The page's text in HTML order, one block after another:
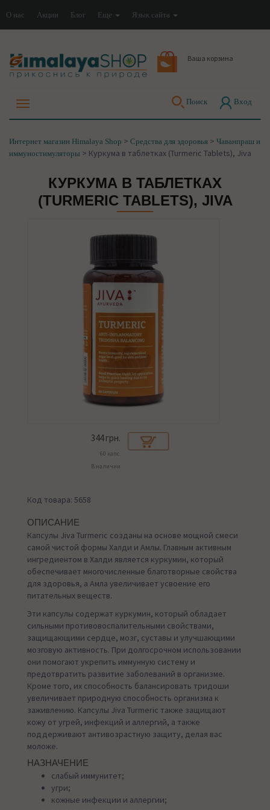
О нас Акции Блог Еще Язык сайта
Ваша корзина
Поиск Вход
Интернет магазин Himalaya Shop > Средства для здоровья > Чаванпраш и
иммуностимуляторы > Куркума в таблетках (Turmeric Tablets), Jiva
КУРКУМА В ТАБЛЕТКАХ
(TURMERIC TABLETS), JIVA
344грн.
60 капс.
В наличии
Код товара: 5658
ОПИСАНИЕ
Капсулы Jiva Turmeric созданы на основе мощной смеси
самой чистой формы Халди и Амлы. Главным активным
ингредиентом в Халди является куркумин, который
обеспечивает многочисленные благотворные свойства
для здоровья, а Амла увеличивает усвоение его
питательных веществ.
Эти капсулы содержат куркумин, который обладает
сильными противовоспалительными свойствами,
защищающими сердце, мозг, суставы и улучшающими
мозговую активность. При долгосрочном использовании
они помогают укрепить иммунную систему и
предотвратить развитие заболеваний в организме.
Кроме того, их способность балансировать тридоши
увеличивает природную способность организма к
заживлению. Капсулы Jiva Turmeric также защищают
кожу от угрей, инфекций и аллергий, а также
поддерживают антивозрастную защиту, делая вас
моложе.
НАЗНАЧЕНИЕ
слабый иммунитет;
угри;
кожные инфекции и аллергии;